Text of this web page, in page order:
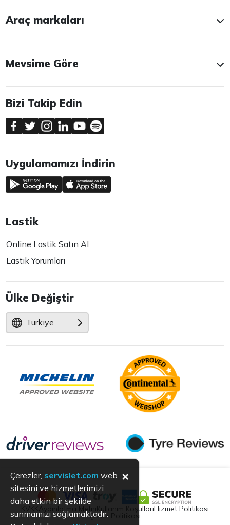
Araç markaları
Mevsime Göre
Bizi Takip Edin
Uygulamamızı İndirin
Lastik
Online Lastik Satın Al
Lastik Yorumları
Ülke Değiştir
Türkiye
Aydınlatma Metni Kullanım KoşullarıHizmet Politikası
Çerez Politikası
Çerezler, servislet.com web
sitesini ve hizmetlerimizi
daha etkin bir şekilde
sunmamızı sağlamaktadır.
×